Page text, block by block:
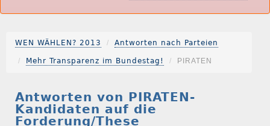
WEN WÄHLEN? 2013 Antworten nach Parteien
Mehr Transparenz im Bundestag! PIRATEN
Antworten von PIRATEN-
Kandidaten auf die
Forderung/These